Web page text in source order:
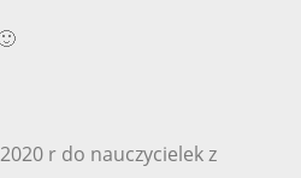
r do nauczycielek z